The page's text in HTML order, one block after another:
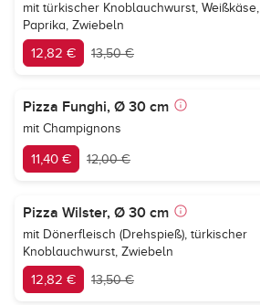
mit türkischer Knoblauchwurst, Weißkäse,
Paprika, Zwiebeln
12,82 € 13,50 €
Pizza Funghi, Ø 30 cm
mit Champignons
11,40 € 12,00 €
Pizza Wilster, Ø 30 cm
mit Dönerfleisch (Drehspieß), türkischer
Knoblauchwurst, Zwiebeln
12,82 € 13,50 €